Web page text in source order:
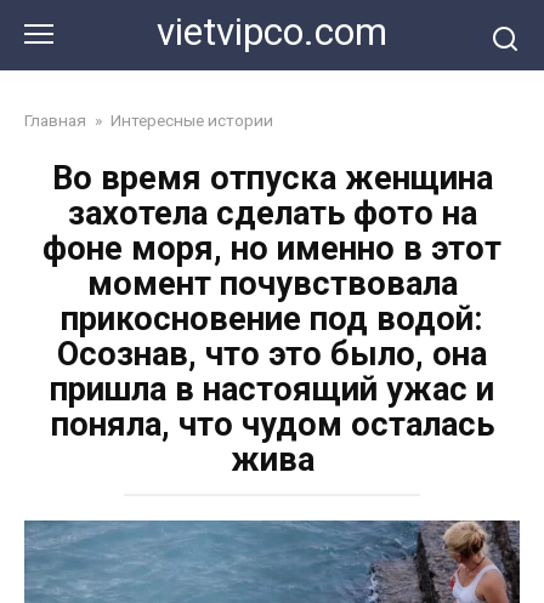
контенту
vietvipco.com
Главная » Интересные истории
Во время отпуска женщина
захотела сделать фото на
фоне моря, но именно в этот
момент почувствовала
прикосновение под водой:
Осознав, что это было, она
пришла в настоящий ужас и
поняла, что чудом осталась
жива